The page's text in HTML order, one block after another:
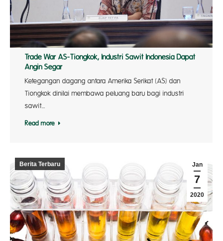
Trade War AS-Tiongkok, Industri Sawit Indonesia Dapat
Angin Segar
Ketegangan dagang antara Amerika Serikat (AS) dan
Tiongkok dinilai membawa peluang baru bagi industri
sawit…
Read more
Jan
7
2020
Berita Terbaru